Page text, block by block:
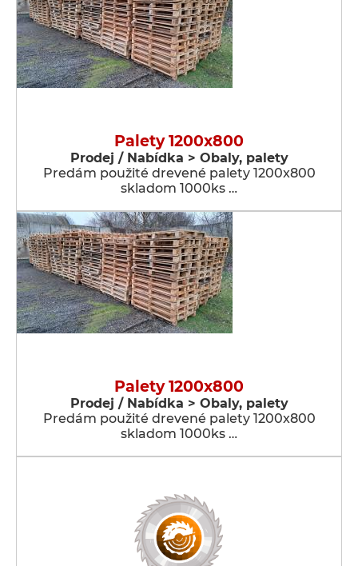
Palety 1200x800
Prodej / Nabídka > Obaly, palety
Predám použité drevené palety 1200x800
skladom 1000ks …
Palety 1200x800
Prodej / Nabídka > Obaly, palety
Predám použité drevené palety 1200x800
skladom 1000ks …